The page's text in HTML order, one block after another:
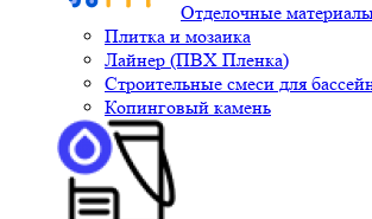
Отделочные
Плитка и мозаика
Лайнер (ПВХ Пленка)
Строительные смеси для
Копинговый камень